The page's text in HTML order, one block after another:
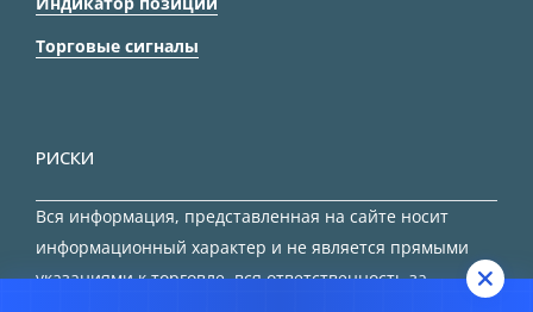
Торговые сигналы
РИСКИ
Вся информация, представленная на сайте носит
информационный характер и не является прямыми
указаниями к торговле, вся ответственность за